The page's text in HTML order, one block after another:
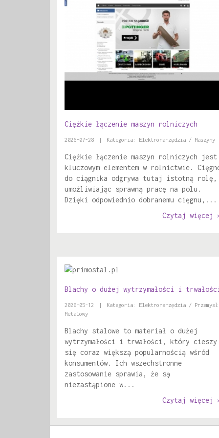
Ciężkie łączenie maszyn rolniczych
2026-07-28 | Kategoria: Elektronarzędzia / Maszyny
Ciężkie łączenie maszyn rolniczych jest
kluczowym elementem w rolnictwie.
do ciągnika odgrywa tutaj istotną rolę,
umożliwiając sprawną pracę na polu.
Dzięki odpowiednio dobranemu cięgnu,...
Czytaj więcej
Blachy o dużej wytrzymałości i
2026-05-12 |
Kategoria: Elektronarzędzia / Przemysł
Metalowy
Blachy stalowe to materiał o dużej
wytrzymałości i trwałości, który cieszy
się coraz większą popularnością wśród
konsumentów. Ich wszechstronne
zastosowanie sprawia, że są
niezastąpione w...
Czytaj więcej